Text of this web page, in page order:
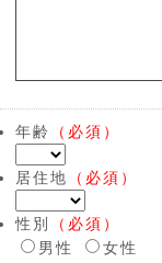
年齢 （必須）
居住地 （必須）
性別
（必須）
男性
女性